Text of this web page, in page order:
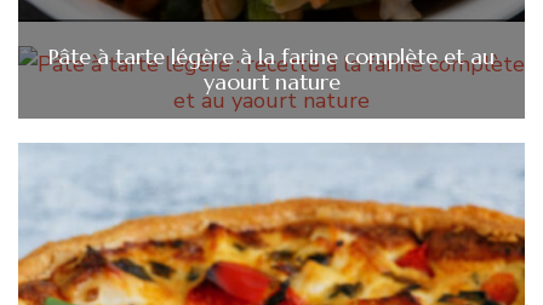
Pâte à tarte légère à la farine complète et au
yaourt nature